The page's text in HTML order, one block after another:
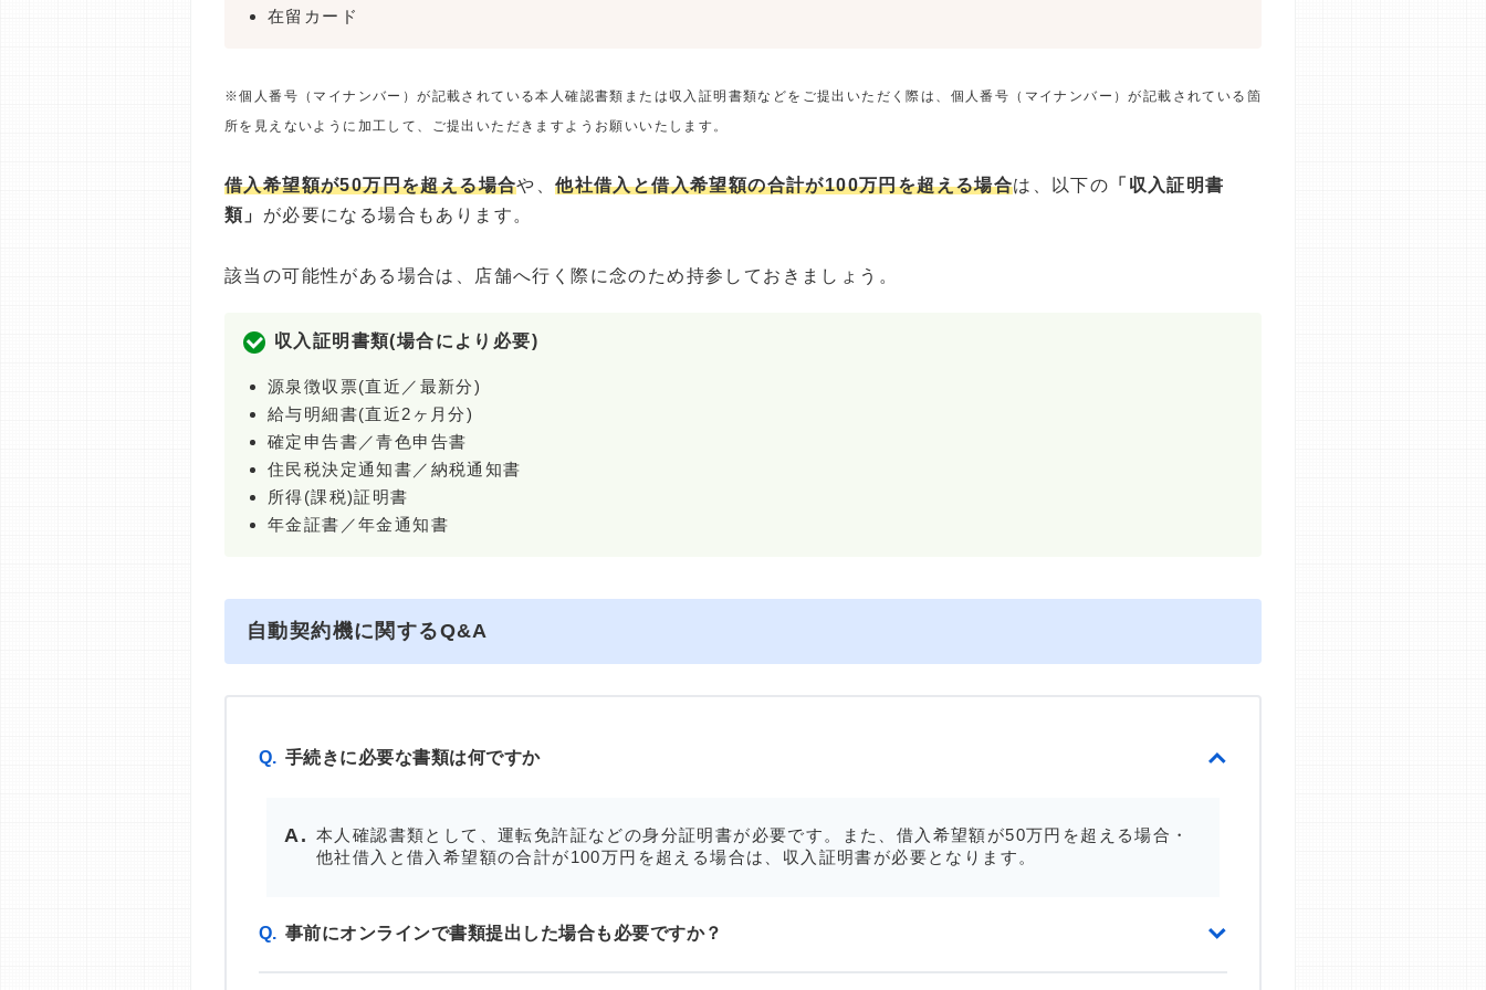
在留カード
※個人番号（マイナンバー）が記載されている本人確認書類または収入証明書類などをご提出いただく際は、個人番号（マイナンバー）が記載されている箇
所を見えないように加工して、ご提出いただきますようお願いいたします。
借入希望額が50万円を超える場合や、他社借入と借入希望額の合計が100万円を超える場合は、以下の 「収入証明書
類」 が必要になる場合もあります。
該当の可能性がある場合は、店舗へ行く際に念のため持参しておきましょう。
収入証明書類(場合により必要)
源泉徴収票(直近／最新分)
給与明細書(直近2ヶ月分)
確定申告書／青色申告書
住民税決定通知書／納税通知書
所得(課税)証明書
年金証書／年金通知書
自動契約機に関するQ&A
Q. 手続きに必要な書類は何ですか
本人確認書類として、運転免許証などの身分証明書が必要です。また、借入希望額が50万円を超える場合・
他社借入と借入希望額の合計が100万円を超える場合は、収入証明書が必要となります。
Q. 事前にオンラインで書類提出した場合も必要ですか？